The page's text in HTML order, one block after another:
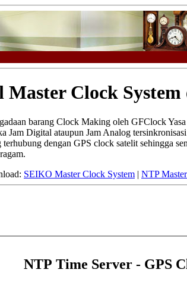
Master Clock
barang Clock Making oleh GFClock
Jam Digital ataupun Jam Analog
dengan GPS clock satelit sehingga
SEIKO Master Clock System | NTP
NTP Time Server - GPS